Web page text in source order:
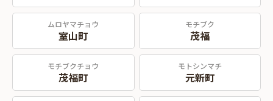
ムロヤマチョウ
室山町
モチブク
茂福
モチブクチョウ
茂福町
モトシンマチ
元新町